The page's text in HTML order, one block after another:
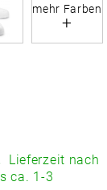
mehr Farben
+
Lieferzeit nach
ca. 1-3